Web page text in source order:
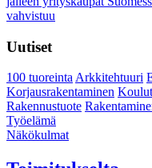
vahvistuu
Uutiset
100 tuoreintaArkkitehtuuri
Korjausrakentaminen
Rakennustuote
Työelämä
Näkökulmat